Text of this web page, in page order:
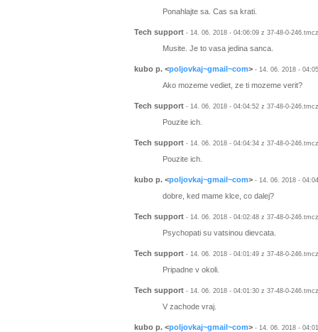
Ponahlajte sa. Cas sa krati.
Tech support - 14. 06. 2018 - 04:06:09 z 37-48-0-
Musite. Je to vasa jedina sanca.
kubo p.<poljovkaj~gmail~com>- 14. 06. 2018 -
Ako mozeme vediet, ze ti mozeme verit?
Tech support - 14. 06. 2018 - 04:04:52 z 37-48-0-
Pouzite ich.
Tech support - 14. 06. 2018 - 04:04:34 z 37-48-0-
Pouzite ich.
kubo p.<poljovkaj~gmail~com>- 14. 06. 2018 -
dobre, ked mame klce, co dalej?
Tech support - 14. 06. 2018 - 04:02:48 z 37-48-0-
Psychopati su vatsinou dievcata.
Tech support - 14. 06. 2018 - 04:01:49 z 37-48-0-
Pripadne v okoli.
Tech support - 14. 06. 2018 - 04:01:30 z 37-48-0-
V zachode vraj.
kubo p.<poljovkaj~gmail~com>- 14. 06. 2018 -